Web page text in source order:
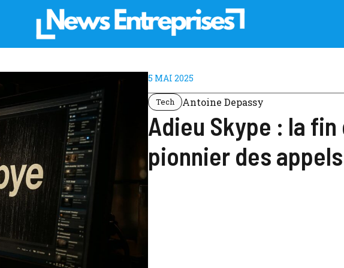
5 MAI 2025
Tech Antoine Depassy
Adieu Skype : la
pionnier des